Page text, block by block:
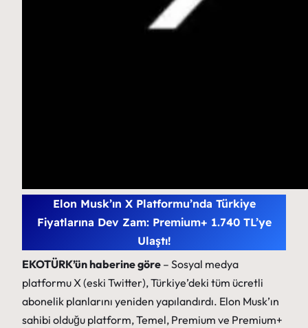
Elon Musk’ın X Platformu’nda Türkiye
Fiyatlarına Dev Zam: Premium+ 1.740 TL’ye
Ulaştı!
EKOTÜRK’ün haberine göre – Sosyal medya
platformu X (eski Twitter), Türkiye’deki tüm ücretli
abonelik planlarını yeniden yapılandırdı. Elon Musk’ın
sahibi olduğu platform, Temel, Premium ve Premium+